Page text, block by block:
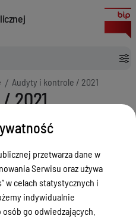
Powiatowe w Gołdapi
Audyty i kontrole / 2021
2021
przetwarza dane w
Serwisu oraz używa
w celach statystycznych i
indywidualnie
go odwiedzających.